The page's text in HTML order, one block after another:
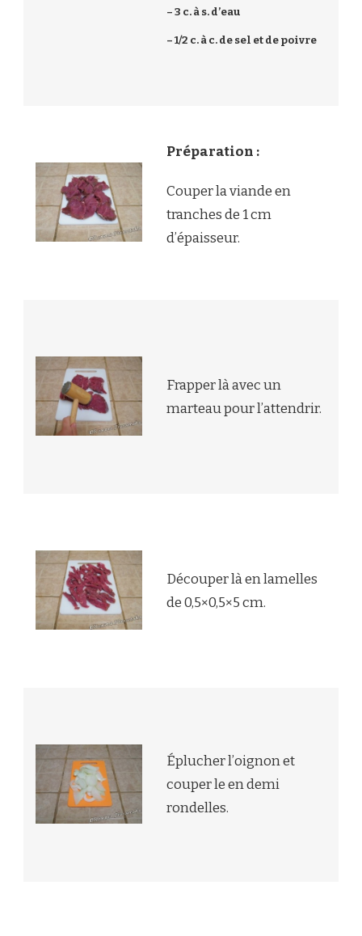
– 3 c. à s. d’eau
– 1/2 c. à c. de sel et de poivre
Préparation :
Couper la viande en
tranches de 1 cm
d’épaisseur.
Frapper là avec un
marteau pour l’attendrir.
Découper là en lamelles
de 0,5×0,5×5 cm.
Éplucher l’oignon et
couper le en demi
rondelles.